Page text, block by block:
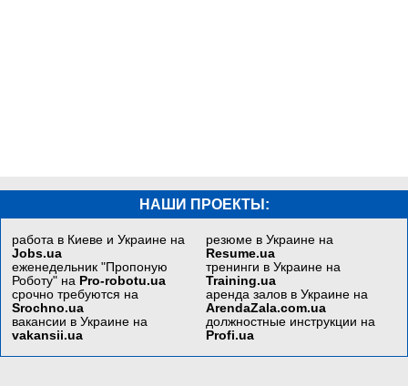
НАШИ ПРОЕКТЫ:
работа в Киеве и Украине на
Jobs.ua
еженедельник "Пропоную
Роботу" на Pro-robotu.ua
срочно требуются на
Srochno.ua
вакансии в Украине на
vakansii.ua
резюме в Украине на
Resume.ua
тренинги в Украине на
Training.ua
аренда залов в Украине на
ArendaZala.com.ua
должностные инструкции на
Profi.ua